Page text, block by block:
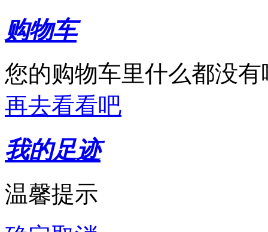
购物车
您的购物车里什么都没有
再去看看吧
我的足迹
温馨提示